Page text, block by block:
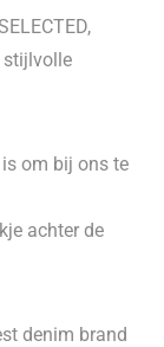
stijlvolle
om bij ons te
achter de
denim brand